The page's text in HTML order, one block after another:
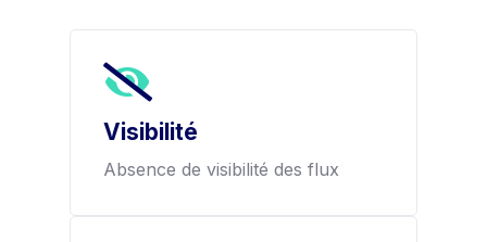
Visibilité
Absence de visibilité des flux